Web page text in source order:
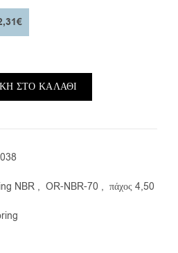
(συσκευασία 5τμ.) ποσότητα
ΣΤΟ ΚΑΛΆΘΙ
NBR , OR-NBR-70 , πάχος 4,50